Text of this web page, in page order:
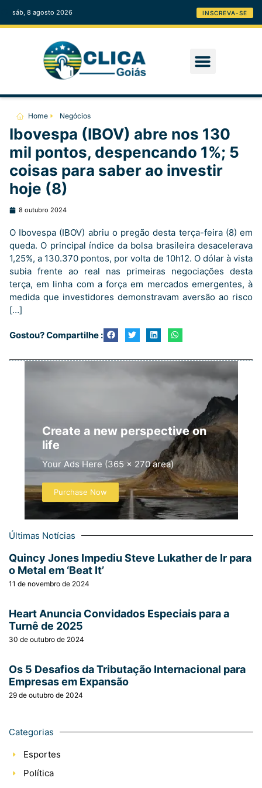
sáb, 8 agosto 2026 INSCREVA-SE
Home Negócios
Ibovespa (IBOV) abre nos 130
mil pontos, despencando 1%; 5
coisas para saber ao investir
hoje (8)
8 outubro 2024
O Ibovespa (IBOV) abriu o pregão desta terça-feira (8) em
queda. O principal índice da bolsa brasileira desacelerava
1,25%, a 130.370 pontos, por volta de 10h12. O dólar à vista
subia frente ao real nas primeiras negociações desta
terça, em linha com a força em mercados emergentes, à
medida que investidores demonstravam aversão ao risco
[…]
Gostou? Compartilhe :
Create a new perspective on
life
Your Ads Here (365 x 270 area)
Purchase Now
Últimas Notícias
Quincy Jones Impediu Steve Lukather de Ir para
o Metal em ‘Beat It’
11 de novembro de 2024
Heart Anuncia Convidados Especiais para a
Turnê de 2025
30 de outubro de 2024
Os 5 Desafios da Tributação Internacional para
Empresas em Expansão
29 de outubro de 2024
Categorias
Esportes
Política